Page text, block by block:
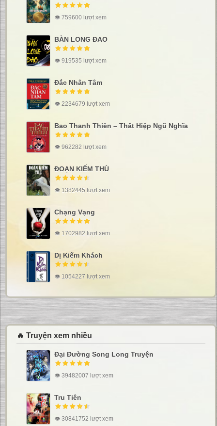
👁 759600 lượt xem
BÀN LONG ĐAO
👁 919535 lượt xem
Đắc Nhân Tâm
👁 2234679 lượt xem
Bao Thanh Thiên – Thất Hiệp Ngũ Nghĩa
👁 962282 lượt xem
ĐOẠN KIẾM THÙ
👁 1382445 lượt xem
Chạng Vạng
👁 1702982 lượt xem
Dị Kiếm Khách
👁 1054227 lượt xem
🔥 Truyện xem nhiều
Đại Đường Song Long Truyện
👁 39482007 lượt xem
Tru Tiên
👁 30841752 lượt xem